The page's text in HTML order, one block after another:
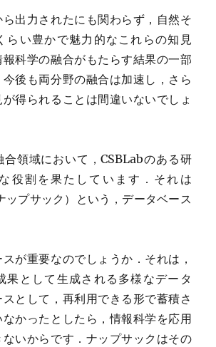
出力されたにも関わらず，自然そ
らい豊かで魅力的なこれらの知見
科学の融合がもたらす結果の一部
後も両分野の融合は加速し，さら
得られることは間違いないでしょ
合領域において，CSBLabのある研
役割を果たしています．それは
プサック）という，データベース
が重要なのでしょうか．それは，
果として生成される多様なデータ
として，再利用できる形で蓄積さ
かったとしたら，情報科学を応用
いからです．ナップサックはその